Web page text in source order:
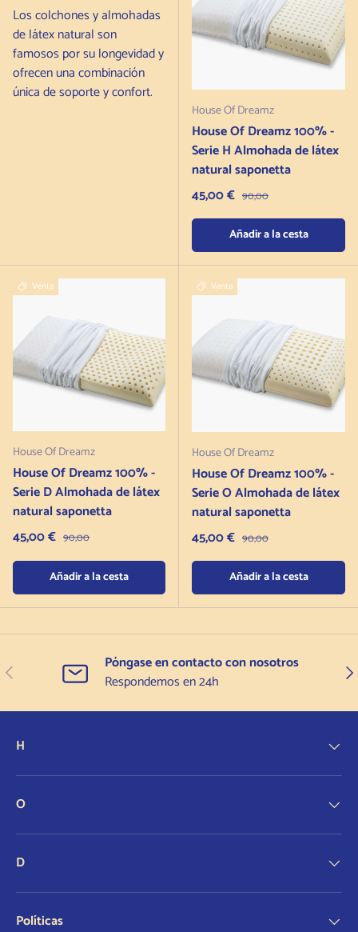
Los colchones y almohadas
de látex natural son
famosos por su longevidad y
ofrecen una combinación
única de soporte y confort.
House Of Dreamz
House Of Dreamz 100% -
Serie H Almohada de látex
natural saponetta
Precio de venta
45,00 € Precio habitual
90,00
Añadir a la cesta
Venta
House Of Dreamz
House Of Dreamz 100% -
Serie D Almohada de látex
natural saponetta
Precio de venta
45,00 € Precio habitual
90,00
Añadir a la cesta
Venta
House Of Dreamz
House Of Dreamz 100% -
Serie O Almohada de látex
natural saponetta
Precio de venta
45,00 € Precio habitual
90,00
Añadir a la cesta
Anterior
Póngase en contacto con nosotros
Respondemos en 24h
H
O
D
Políticas